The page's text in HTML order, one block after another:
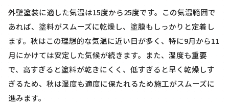
外壁塗装に適した気温は15度から25度です。この気温範囲で
あれば、塗料がスムーズに乾燥し、塗膜もしっかりと定着し
ます。秋はこの理想的な気温に近い日が多く、特に9月から11
月にかけては安定した気候が続きます。また、湿度も重要
で、高すぎると塗料が乾きにくく、低すぎると早く乾燥しす
ぎるため、秋は湿度も適度に保たれるため施工がスムーズに
進みます。